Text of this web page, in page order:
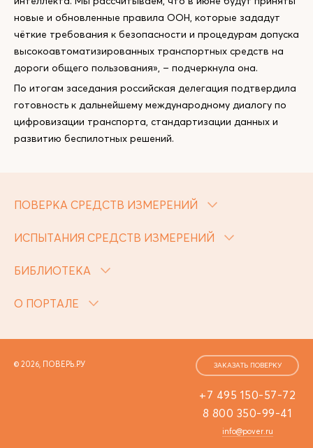
новые и обновленные правила ООН, которые зададут
чёткие требования к безопасности и процедурам допуска
высокоавтоматизированных транспортных средств на
дороги общего пользования», – подчеркнула она.
По итогам заседания российская делегация подтвердила
готовность к дальнейшему международному диалогу по
цифровизации транспорта, стандартизации данных и
развитию беспилотных решений.
ПОВЕРКА СРЕДСТВ ИЗМЕРЕНИЙ
ИСПЫТАНИЯ СРЕДСТВ ИЗМЕРЕНИЙ
БИБЛИОТЕКА
О ПОРТАЛЕ
© 2026, ПОВЕРЬ.РУ
+7 495 150-57-72
8 800 350-99-41
info@pover.ru
ЗАКАЗАТЬ ПОВЕРКУ